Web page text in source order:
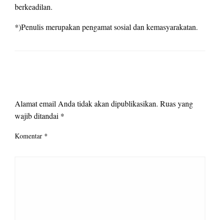
berkeadilan.
*)Penulis merupakan pengamat sosial dan kemasyarakatan.
Alamat email Anda tidak akan dipublikasikan. Ruas yang
wajib ditandai *
Komentar *